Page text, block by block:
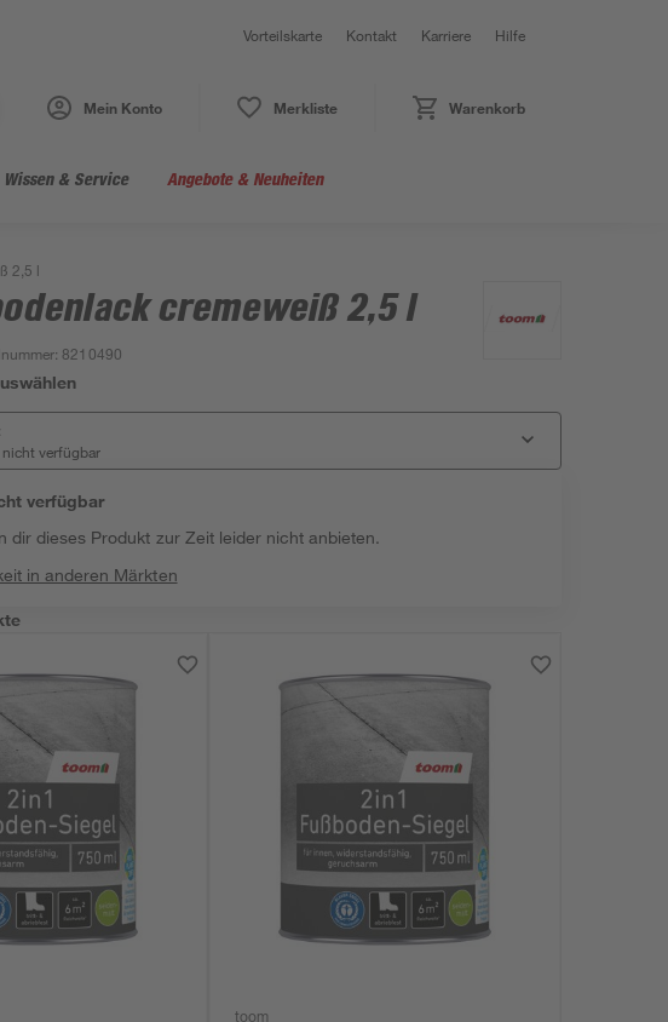
Vorteilskarte Kontakt Karriere Hilfe
Mein Konto Merkliste Warenkorb
Wissen & Service Angebote & Neuheiten
2,5 l
cremeweiß 2,5 l
: 8210490
nicht verfügbar
verfügbar
dir dieses Produkt zur Zeit leider nicht anbieten.
in anderen Märkten
toom